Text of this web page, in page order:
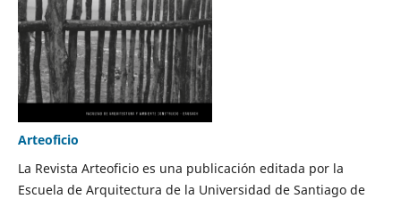
Arteoficio
La Revista Arteoficio es una publicación editada por la
Escuela de Arquitectura de la Universidad de Santiago de